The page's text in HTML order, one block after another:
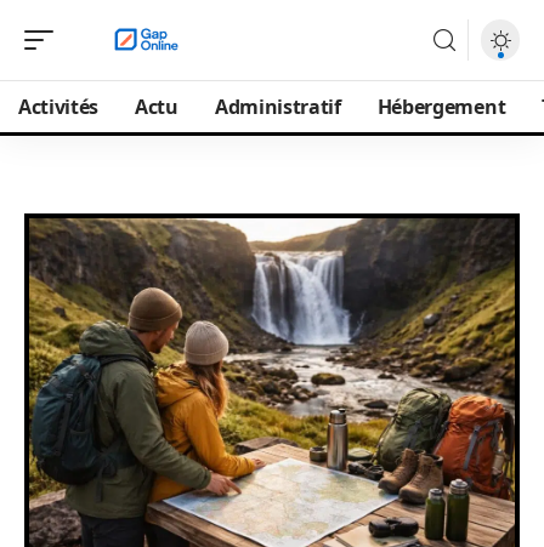
Activités Actu Administratif Hébergement